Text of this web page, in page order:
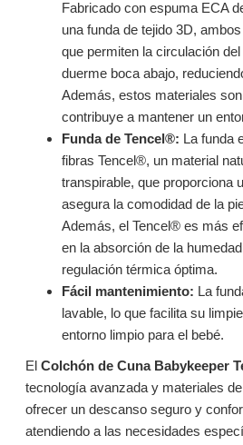
Fabricado con espuma ECA
una funda de tejido 3D,
que permiten la circulación
duerme boca abajo,
Además, estos materiales
contribuye a mantener un
Funda de Tencel®: La funda
fibras Tencel®, un material
transpirable, que proporciona
asegura la comodidad de la
Además, el Tencel® es más
en la absorción de la
regulación térmica óptima.
Fácil mantenimiento: La
lavable, lo que facilita su
entorno limpio para el bebé.
El Colchón de Cuna Babykeeper
tecnología avanzada y materiales
ofrecer un descanso seguro y
atendiendo a las necesidades